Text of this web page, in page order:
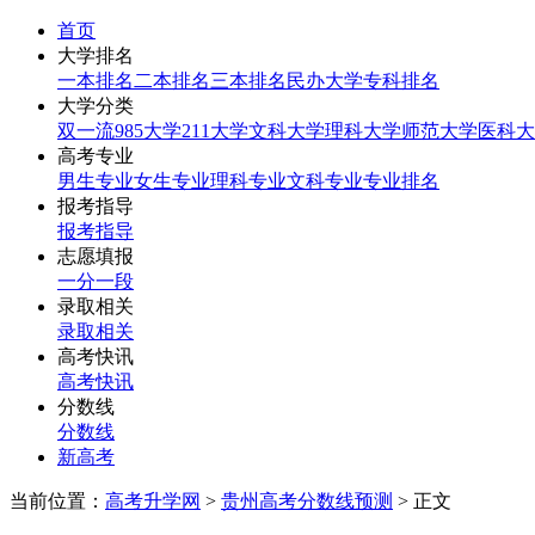
首页
大学排名
一本排名 二本排名三本排名 民办大学专科排名
大学分类
双一流985大学211大学文科大学理科大学师范大学医科
高考专业
男生专业女生专业理科专业文科专业专业排名
报考指导
报考指导
志愿填报
一分一段
录取相关
录取相关
高考快讯
高考快讯
分数线
分数线
新高考
当前位置： 高考升学网 > 贵州高考分数线预测 > 正文